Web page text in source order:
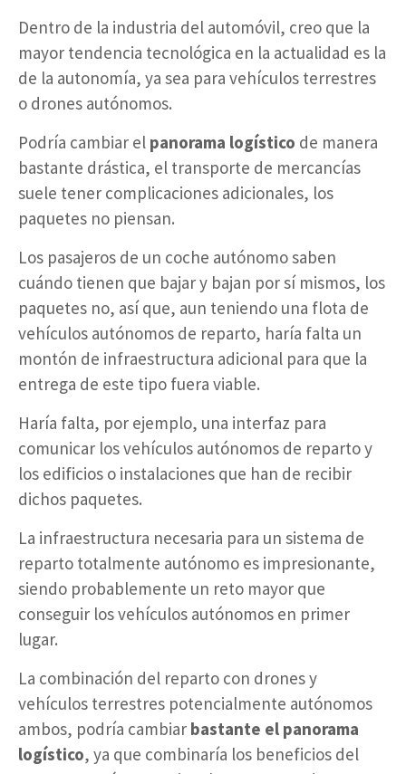
Dentro de la industria del automóvil, creo que la
mayor tendencia tecnológica en la actualidad es la
de la autonomía, ya sea para vehículos terrestres
o drones autónomos.
Podría cambiar el panorama logístico de manera
bastante drástica, el transporte de mercancías
suele tener complicaciones adicionales, los
paquetes no piensan.
Los pasajeros de un coche autónomo saben
cuándo tienen que bajar y bajan por sí mismos, los
paquetes no, así que, aun teniendo una flota de
vehículos autónomos de reparto, haría falta un
montón de infraestructura adicional para que la
entrega de este tipo fuera viable.
Haría falta, por ejemplo, una interfaz para
comunicar los vehículos autónomos de reparto y
los edificios o instalaciones que han de recibir
dichos paquetes.
La infraestructura necesaria para un sistema de
reparto totalmente autónomo es impresionante,
siendo probablemente un reto mayor que
conseguir los vehículos autónomos en primer
lugar.
La combinación del reparto con drones y
vehículos terrestres potencialmente autónomos
ambos, podría cambiar bastante el panorama
logístico, ya que combinaría los beneficios del